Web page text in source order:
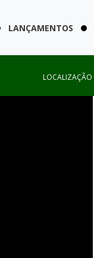
LANÇAMENTOS
LOCALIZAÇÃO